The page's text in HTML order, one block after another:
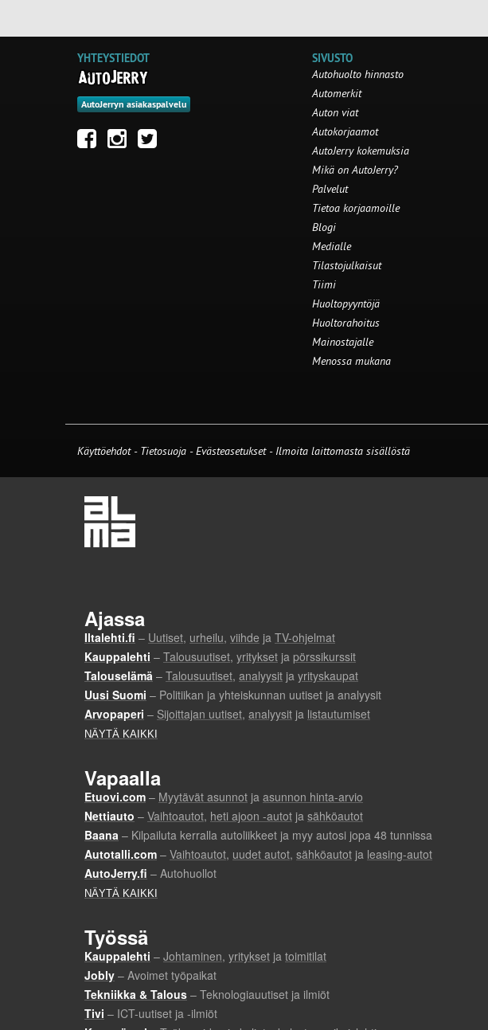
YHTEYSTIEDOT
AutoJerryn asiakaspalvelu
SIVUSTO
Autohuolto hinnasto
Automerkit
Auton viat
Autokorjaamot
AutoJerry kokemuksia
Mikä on AutoJerry?
Palvelut
Tietoa korjaamoille
Blogi
Medialle
Tilastojulkaisut
Tiimi
Huoltopyyntöjä
Huoltorahoitus
Mainostajalle
Menossa mukana
Käyttöehdot - Tietosuoja -Evästeasetukset- Ilmoita laittomasta sisällöstä